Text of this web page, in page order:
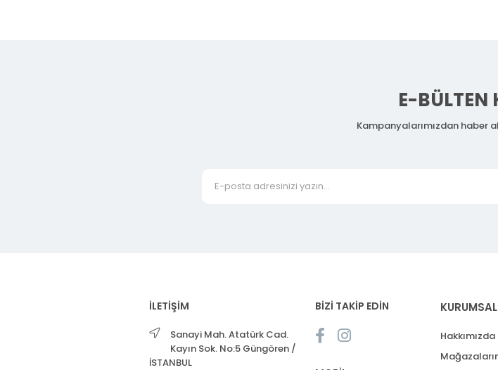
E-BÜLTEN
Kampanyalarımızdan haber
İLETİŞİM
Sanayi Mah. Atatürk Cad.
Kayın Sok. No:5 Güngören /
İSTANBUL
BİZİ TAKİP EDİN KURUMSAL
Hakkımızda